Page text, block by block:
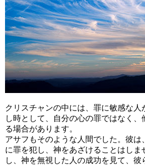
クリスチャンの中には、罪に敏感な人
し時として、自分の心の罪ではなく、
る場合があります。
アサフもそのような人間でした。彼は
に罪を犯し、神をあざけることはしま
し、神を無視した人の成功を見て、彼